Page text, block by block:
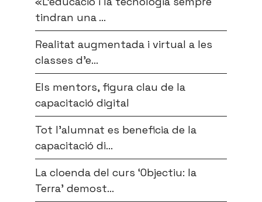
tindran una ...
Realitat augmentada i virtual a les
classes d’e...
Els mentors, figura clau de la
capacitació digital
Tot l’alumnat es beneficia de la
capacitació di...
La cloenda del curs ‘Objectiu: la
Terra’ demost...